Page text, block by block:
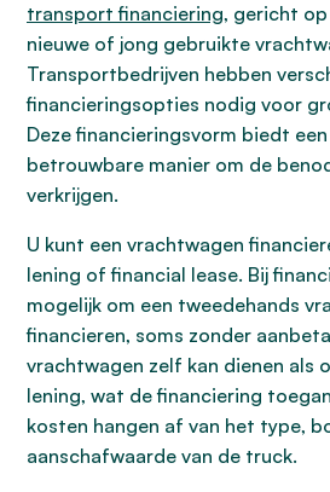
transport financiering, gericht
nieuwe of jong gebruikte
Transportbedrijven hebben
financieringsopties nodig voor
Deze financieringsvorm biedt
betrouwbare manier om de
verkrijgen.
U kunt een vrachtwagen
lening of financial lease. Bij
mogelijk om een tweedehands
financieren, soms zonder
vrachtwagen zelf kan dienen als
lening, wat de financiering
kosten hangen af van het type,
aanschafwaarde van de truck.